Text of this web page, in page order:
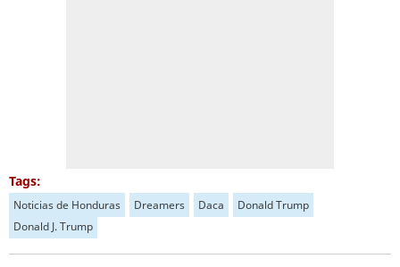
Tags:
Noticias de Honduras Dreamers Daca
Donald Trump
Donald J. Trump